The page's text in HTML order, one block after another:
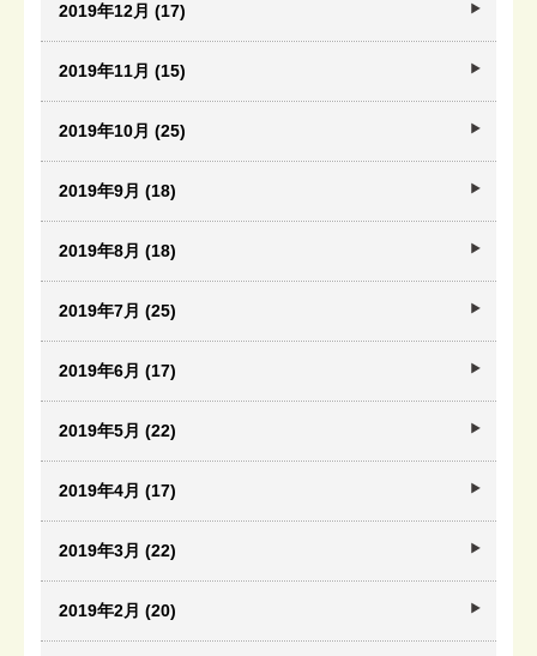
2019年12月 (17)
2019年11月 (15)
2019年10月 (25)
2019年9月 (18)
2019年8月 (18)
2019年7月 (25)
2019年6月 (17)
2019年5月 (22)
2019年4月 (17)
2019年3月 (22)
2019年2月 (20)